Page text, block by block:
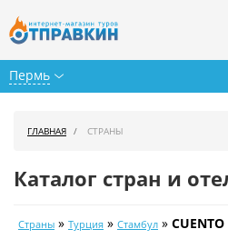
Пермь
Календарь туров
ГЛАВНАЯ СТРАНЫ
Каталог стран и
Страны » Турция » Стамбул »